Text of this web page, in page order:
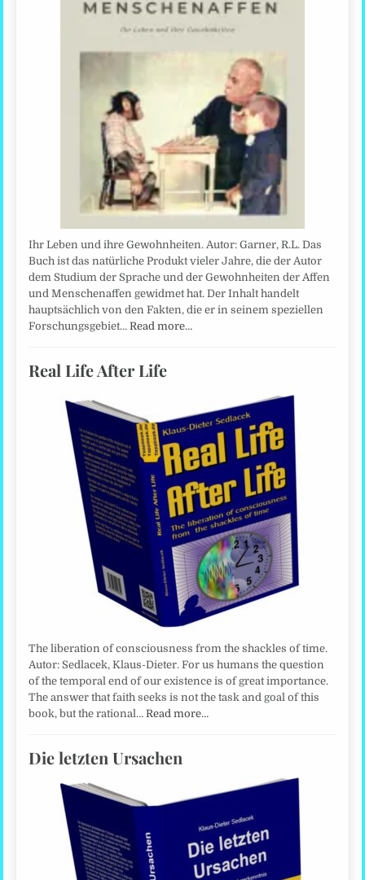
Ihr Leben und ihre Gewohnheiten. Autor: Garner, R.L. Das
Buch ist das natürliche Produkt vieler Jahre, die der Autor
dem Studium der Sprache und der Gewohnheiten der Affen
und Menschenaffen gewidmet hat. Der Inhalt handelt
hauptsächlich von den Fakten, die er in seinem speziellen
Forschungsgebiet…Read more…
Real Life After Life
The liberation of consciousness from the shackles of time.
Autor: Sedlacek, Klaus-Dieter. For us humans the question
of the temporal end of our existence is of great importance.
The answer that faith seeks is not the task and goal of this
book, but the rational…Read more…
Die letzten Ursachen